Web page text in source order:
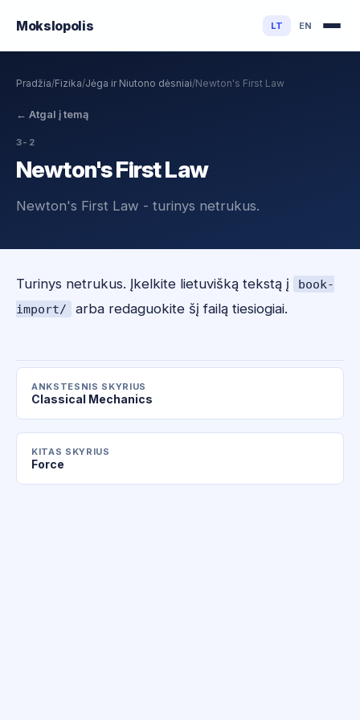
Mokslopolis LT EN
Pradžia/Fizika/Jėga ir Niutono dėsniai/Newton's First Law
← Atgal į temą
3-2
Newton's First Law
Newton's First Law - turinys netrukus.
Turinys netrukus. Įkelkite lietuvišką tekstą į
book-
import/
arba redaguokite šį failą tiesiogiai.
ANKSTESNIS SKYRIUS
Classical Mechanics
KITAS SKYRIUS
Force